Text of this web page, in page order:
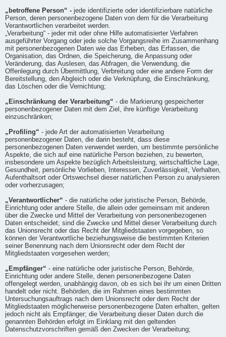
„betroffene Person“ - jede identifizierte oder identifizierbare natürliche
Person, deren personenbezogene Daten von dem für die Verarbeitung
Verantwortlichen verarbeitet werden.
„Verarbeitung“ - jeder mit oder ohne Hilfe automatisierter Verfahren
ausgeführter Vorgang oder jede solche Vorgangsreihe im Zusammenhang
mit personenbezogenen Daten wie das Erheben, das Erfassen, die
Organisation, das Ordnen, die Speicherung, die Anpassung oder
Veränderung, das Auslesen, das Abfragen, die Verwendung, die
Offenlegung durch Übermittlung, Verbreitung oder eine andere Form der
Bereitstellung, den Abgleich oder die Verknüpfung, die Einschränkung,
das Löschen oder die Vernichtung;
„Einschränkung der Verarbeitung“ - die Markierung gespeicherter
personenbezogener Daten mit dem Ziel, ihre künftige Verarbeitung
einzuschränken;
„Profiling“ - jede Art der automatisierten Verarbeitung
personenbezogener Daten, die darin besteht, dass diese
personenbezogenen Daten verwendet werden, um bestimmte persönliche
Aspekte, die sich auf eine natürliche Person beziehen, zu bewerten,
insbesondere um Aspekte bezüglich Arbeitsleistung, wirtschaftliche Lage,
Gesundheit, persönliche Vorlieben, Interessen, Zuverlässigkeit, Verhalten,
Aufenthaltsort oder Ortswechsel dieser natürlichen Person zu analysieren
oder vorherzusagen;
„Verantwortlicher“ - die natürliche oder juristische Person, Behörde,
Einrichtung oder andere Stelle, die allein oder gemeinsam mit anderen
über die Zwecke und Mittel der Verarbeitung von personenbezogenen
Daten entscheidet; sind die Zwecke und Mittel dieser Verarbeitung durch
das Unionsrecht oder das Recht der Mitgliedstaaten vorgegeben, so
können der Verantwortliche beziehungsweise die bestimmten Kriterien
seiner Benennung nach dem Unionsrecht oder dem Recht der
Mitgliedstaaten vorgesehen werden;
„Empfänger“ - eine natürliche oder juristische Person, Behörde,
Einrichtung oder andere Stelle, denen personenbezogene Daten
offengelegt werden, unabhängig davon, ob es sich bei ihr um einen Dritten
handelt oder nicht. Behörden, die im Rahmen eines bestimmten
Untersuchungsauftrags nach dem Unionsrecht oder dem Recht der
Mitgliedstaaten möglicherweise personenbezogene Daten erhalten, gelten
jedoch nicht als Empfänger; die Verarbeitung dieser Daten durch die
genannten Behörden erfolgt im Einklang mit den geltenden
Datenschutzvorschriften gemäß den Zwecken der Verarbeitung;